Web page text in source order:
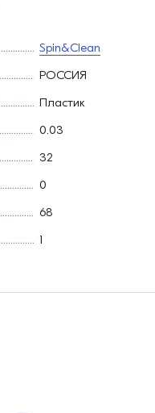
Spin&Clean
РОССИЯ
Пластик
0.03
32
0
68
1